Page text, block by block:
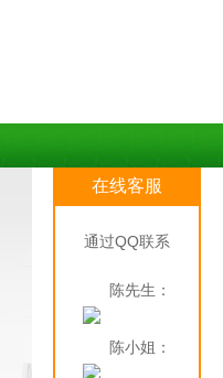
在线客服
通过QQ联系
陈先生：
陈小姐：